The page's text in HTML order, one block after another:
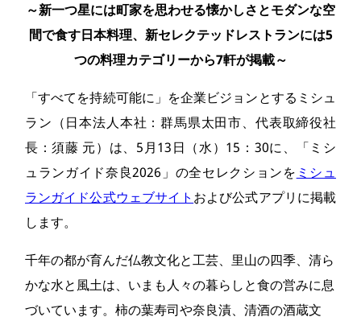
～新一つ星には町家を思わせる懐かしさとモダンな空
間で食す日本料理、新セレクテッドレストランには5
つの料理カテゴリーから7軒が掲載～
「すべてを持続可能に」を企業ビジョンとするミシュ
ラン（日本法人本社：群馬県太田市、代表取締役社
長：須藤 元）は、5月13日（水）15：30に、「ミシ
ュランガイド奈良2026」の全セレクションを ミシュ
ランガイド公式ウェブサイト および公式アプリに掲載
します。
千年の都が育んだ仏教文化と工芸、里山の四季、清ら
かな水と風土は、いまも人々の暮らしと食の営みに息
づいています。柿の葉寿司や奈良漬、清酒の酒蔵文